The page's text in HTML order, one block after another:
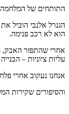
התותחים של המלחמה
הגנרל אלנבי הוביל
הוא לא רכב פנימה.
אחרי שהתפזר האבק,
עליות ציוניות –
אנחנו נעקוב אחרי
והסיפורים שקירות